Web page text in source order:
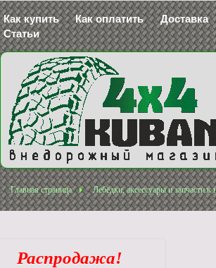
Как купить Как оплатить Доставка
Статьи
Главная страница Лебёдки, аксессуары и запчасти к
Распродажа!